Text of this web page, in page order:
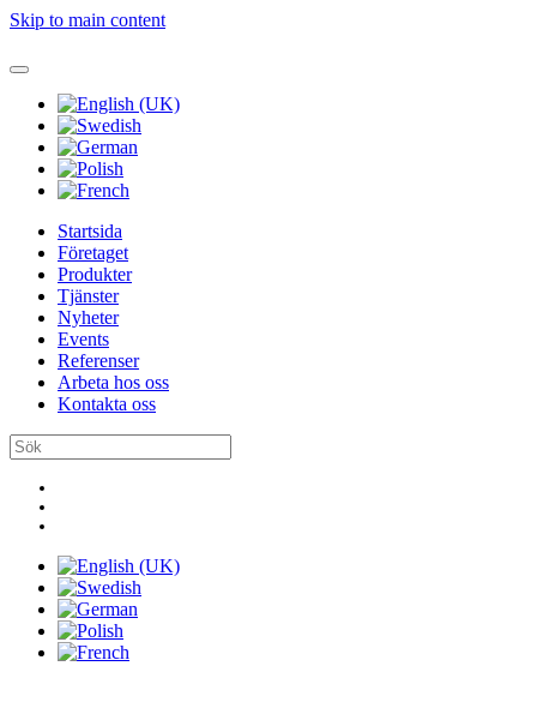
Skip to main content
Startsida
Företaget
Produkter
Tjänster
Nyheter
Events
Referenser
Arbeta hos oss
Kontakta oss